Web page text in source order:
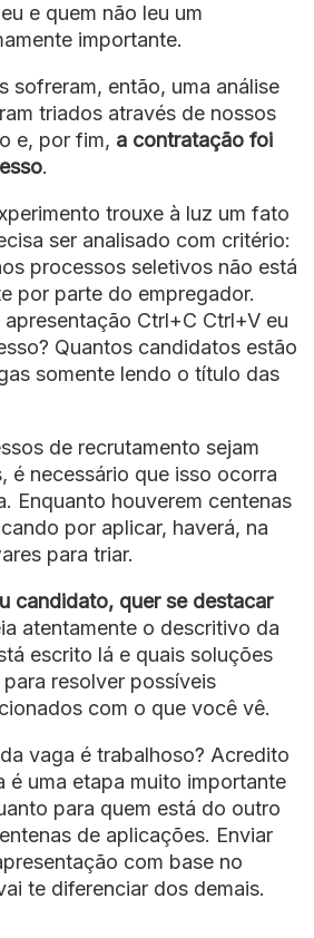
e quem não leu um
importante.
sofreram, então, uma análise
triados através de nossos
e, por fim, a contratação foi
.
trouxe à luz um fato
ser analisado com critério:
processos seletivos não está
por parte do empregador.
Ctrl+C Ctrl+V eu
Quantos candidatos estão
somente lendo o título das
de recrutamento sejam
é necessário que isso ocorra
Enquanto houverem centenas
por aplicar, haverá, na
para triar.
candidato, quer se destacar
atentamente o descritivo da
escrito lá e quais soluções
resolver possíveis
com o que você vê.
vaga é trabalhoso? Acredito
é uma etapa muito importante
para quem está do outro
de aplicações. Enviar
com base no
te diferenciar dos demais.